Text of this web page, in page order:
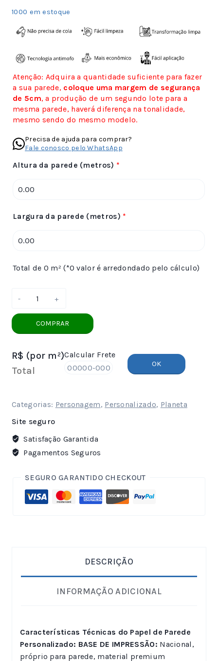
1000 em estoque
Atenção: Adquira a quantidade suficiente para fazer
a sua parede, coloque uma margem de segurança
de 5cm, a produção de um segundo lote para a
mesma parede, haverá diferença na tonalidade,
mesmo sendo do mesmo modelo.
Precisa de ajuda para comprar?
Fale conosco pelo WhatsApp
Altura da parede (metros) *
Largura da parede (metros) *
Total de 0 m² (*O valor é arredondado pelo cálculo)
Papel
no
Espaço
COMPRAR
R$ (por m²)
Total
Calcular Frete
OK
Categorias: Personagem, Personalizado, Planeta
Site seguro
Satisfação Garantida
Pagamentos Seguros
SEGURO GARANTIDO CHECKOUT
DESCRIÇÃO
INFORMAÇÃO ADICIONAL
Características Técnicas do Papel de Parede
Personalizado: BASE DE IMPRESSÃO: Nacional,
próprio para parede, material premium